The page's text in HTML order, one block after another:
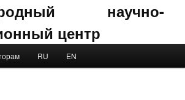
научно-
центр
content RU EN